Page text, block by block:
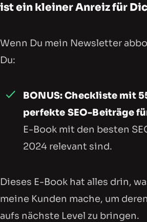
ist ein kleiner Anreiz für
Wenn Du mein Newsletter
Du:
BONUS: Checkliste mit
perfekte SEO-Beiträge
E-Book mit den besten
2024 relevant sind.
Dieses E-Book hat alles drin,
meine Kunden mache, um
aufs nächste Level zu bringen.